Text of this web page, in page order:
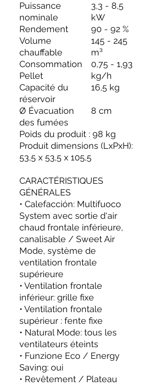
Puissance
nominale
3,3 - 8,5
kW
Rendement
90 - 92 %
Volume
chauffable
145 - 245
m³
Consommation
Pellet
0,75 - 1,93
kg/h
Capacité du
réservoir
16,5 kg
Ø Évacuation
des fumées
8 cm
Poids du produit : 98 kg
Produit dimensions (LxPxH):
53,5 x 53,5 x 105,5
CARACTÉRISTIQUES
GÉNÉRALES
• Calefacción: Multifuoco
System avec sortie d'air
chaud frontale inférieure,
canalisable / Sweet Air
Mode, système de
ventilation frontale
supérieure
• Ventilation frontale
inférieur: grille fixe
• Ventilation frontale
supérieur : fente fixe
• Natural Mode: tous les
ventilateurs éteints
• Funzione Eco / Energy
Saving: oui
• Revêtement / Plateau